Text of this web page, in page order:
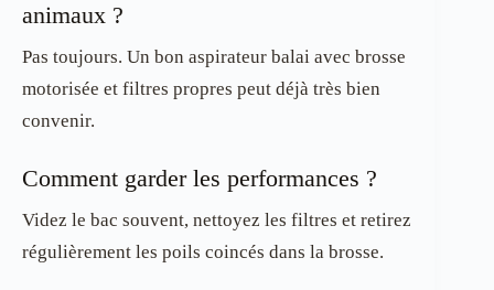
animaux ?
Pas toujours. Un bon aspirateur balai avec brosse
motorisée et filtres propres peut déjà très bien
convenir.
Comment garder les performances ?
Videz le bac souvent, nettoyez les filtres et retirez
régulièrement les poils coincés dans la brosse.